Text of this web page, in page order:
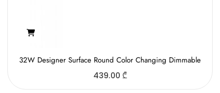
32W Designer Surface Round Color Changing Dimmable
439.00 ₾